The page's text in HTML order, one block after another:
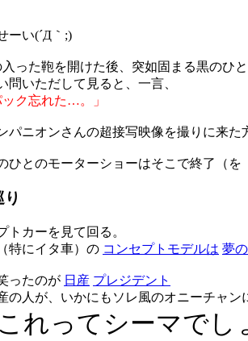
ーい(´Д｀;)
った鞄を開けた後、突如固まる黒のひ
問いただして見ると、一言、
ック忘れた…。」
パニオンさんの超接写映像を撮りに来た
ひとのモーターショーはそこで終了（を
トカーを見て回る。
特にイタ車）の コンセプトモデルは 夢の
ったのが 日産 プレジデント
の人が、いかにもソレ風のオニーチャン
これってシーマで